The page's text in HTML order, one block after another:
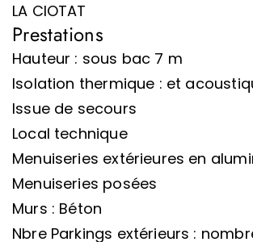
LA CIOTAT
Prestations
Hauteur : sous bac 7 m
Isolation thermique : et
Issue de secours
Local technique
Menuiseries extérieures en
Menuiseries posées
Murs : Béton
Nbre Parkings extérieurs :